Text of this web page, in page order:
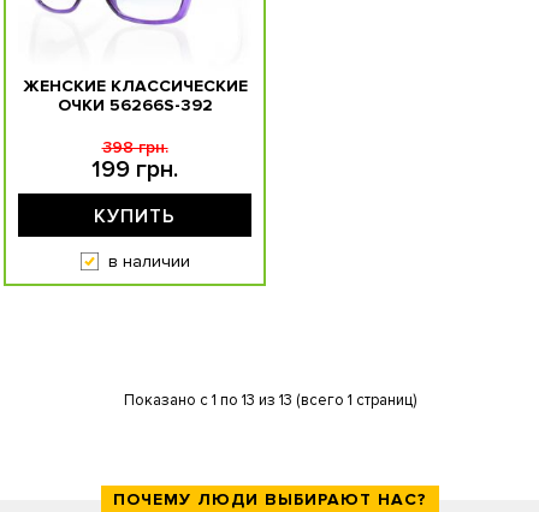
ЖЕНСКИЕ КЛАССИЧЕСКИЕ
ОЧКИ 56266S-392
199 грн.
398 грн.
КУПИТЬ
в наличии
Показано с 1 по 13 из 13 (всего 1 страниц)
ПОЧЕМУ ЛЮДИ ВЫБИРАЮТ НАС?